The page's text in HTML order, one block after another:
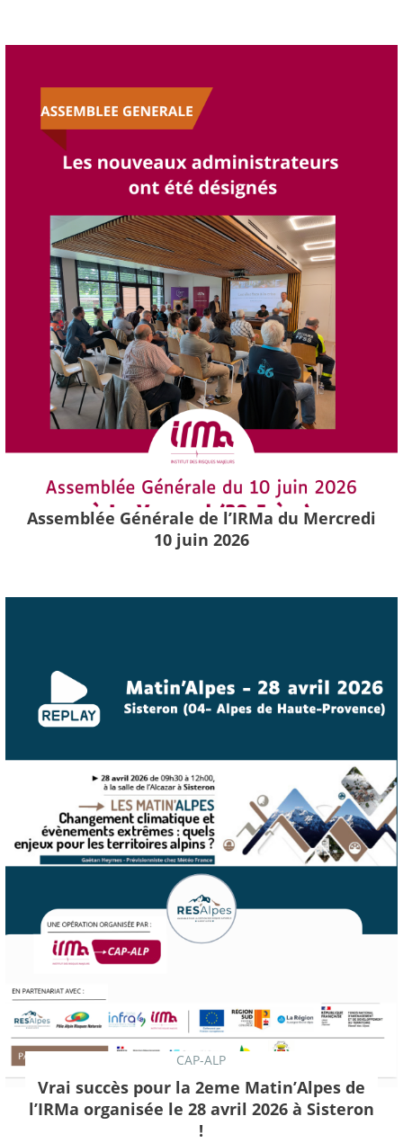
Assemblée Générale de l’IRMa du Mercredi
10 juin 2026
CAP-ALP
Vrai succès pour la 2eme Matin’Alpes de
l’IRMa organisée le 28 avril 2026 à Sisteron
!